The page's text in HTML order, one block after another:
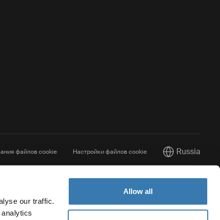
our traffic.
Allow all
файлов cookie Настройки файлов cookie Current
Russia